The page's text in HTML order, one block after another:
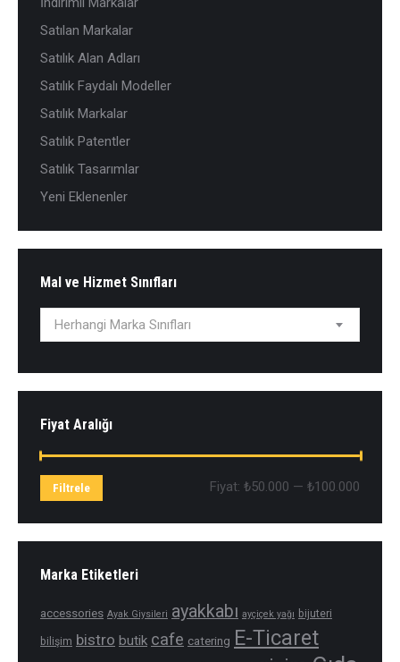
Satılan Markalar
Satılık Alan Adları
Satılık Faydalı Modeller
Satılık Markalar
Satılık Patentler
Satılık Tasarımlar
Yeni Eklenenler
Mal ve Hizmet Sınıfları
Herhangi Marka Sınıfları
Fiyat Aralığı
Filtrele Fiyat: ₺50.000 — ₺100.000
Marka Etiketleri
accessories Ayak Giysileri ayakkabı ayçiçek yağı bijuteri
bilişim bistro butik cafe catering E-Ticaret